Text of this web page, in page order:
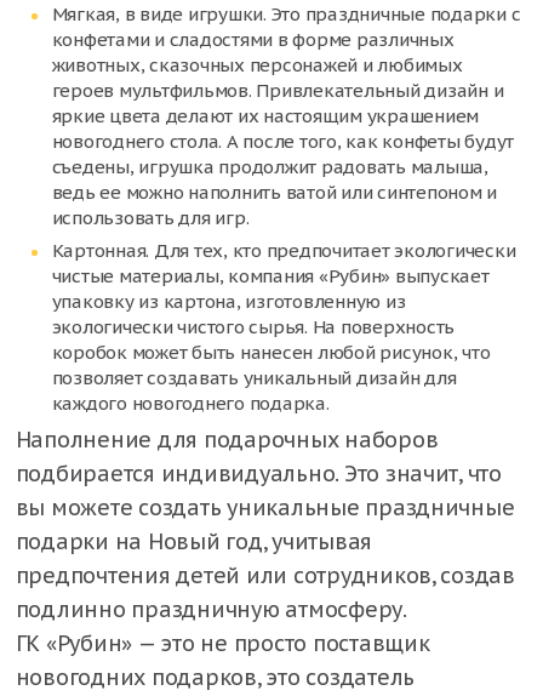
Мягкая, в виде игрушки. Это праздничные подарки с
конфетами и сладостями в форме различных
животных, сказочных персонажей и любимых
героев мультфильмов. Привлекательный дизайн и
яркие цвета делают их настоящим украшением
новогоднего стола. А после того, как конфеты будут
съедены, игрушка продолжит радовать малыша,
ведь ее можно наполнить ватой или синтепоном и
использовать для игр.
Картонная. Для тех, кто предпочитает экологически
чистые материалы, компания «Рубин» выпускает
упаковку из картона, изготовленную из
экологически чистого сырья. На поверхность
коробок может быть нанесен любой рисунок, что
позволяет создавать уникальный дизайн для
каждого новогоднего подарка.
Наполнение для подарочных наборов
подбирается индивидуально. Это значит, что
вы можете создать уникальные праздничные
подарки на Новый год, учитывая
предпочтения детей или сотрудников, создав
подлинно праздничную атмосферу.
ГК «Рубин» — это не просто поставщик
новогодних подарков, это создатель